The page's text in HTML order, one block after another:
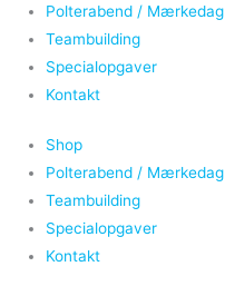
Polterabend / Mærkedag
Teambuilding
Specialopgaver
Kontakt
Shop
Polterabend / Mærkedag
Teambuilding
Specialopgaver
Kontakt